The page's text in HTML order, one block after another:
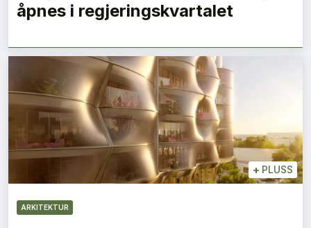
åpnes i regjeringskvartalet
+ PLUSS
ARKITEKTUR